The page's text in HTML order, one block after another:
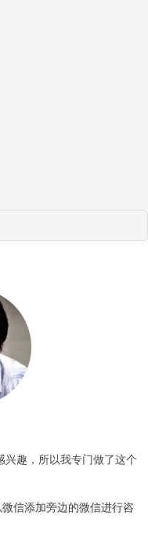
趣，所以我专门做了这个
信添加旁边的微信进行咨